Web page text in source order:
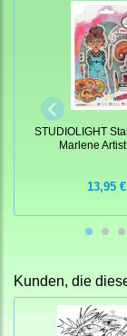
STUDIOLIGHT
Marlene
13,95 €
Kunden, die